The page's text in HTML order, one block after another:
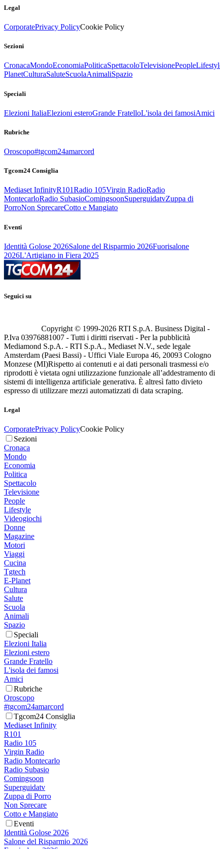
Legal
CorporatePrivacy PolicyCookie Policy
Sezioni
CronacaMondoEconomiaPoliticaSpettacoloTelevisionePeople
PlanetCulturaSaluteScuolaAnimaliSpazio
Speciali
Elezioni ItaliaElezioni esteroGrande FratelloL'isola dei famosiAmici
Rubriche
Oroscopo#tgcom24amarcord
Tgcom24 Consiglia
Mediaset InfinityR101Radio 105Virgin RadioRadio
MontecarloRadio SubasioComingsoonSuperguidatvZuppa di
PorroNon SprecareCotto e Mangiato
Eventi
Identità Golose 2026Salone del Risparmio 2026Fuorisalone
2026L'Artigiano in Fiera 2025
Seguici su
Copyright © 1999-2026 RTI S.p.A. Business Digital -
P.Iva 03976881007 - Tutti i diritti riservati - Per la pubblicità
Mediamond S.p.A. - RTI S.p.A., Mediaset N.V., sede legale
Amsterdam (Paesi Bassi) - Uffici Viale Europa 46, 20093 Cologno
Monzese (MI)Rispetto ai contenuti e ai dati personali trasmessi e/o
riprodotti è vietata ogni utilizzazione funzionale all’addestramento di
sistemi di intelligenza artificiale generativa. È altresì fatto divieto
espresso di utilizzare mezzi automatizzati di data scraping.
Legal
CorporatePrivacy PolicyCookie Policy
Sezioni
Cronaca
Mondo
Economia
Politica
Spettacolo
Televisione
People
Lifestyle
Videogiochi
Donne
Magazine
Motori
Viaggi
Cucina
Tgtech
E-Planet
Cultura
Salute
Scuola
Animali
Spazio
Speciali
Elezioni Italia
Elezioni estero
Grande Fratello
L'isola dei famosi
Amici
Rubriche
Oroscopo
#tgcom24amarcord
Tgcom24 Consiglia
Mediaset Infinity
R101
Radio 105
Virgin Radio
Radio Montecarlo
Radio Subasio
Comingsoon
Superguidatv
Zuppa di Porro
Non Sprecare
Cotto e Mangiato
Eventi
Identità Golose 2026
Salone del Risparmio 2026